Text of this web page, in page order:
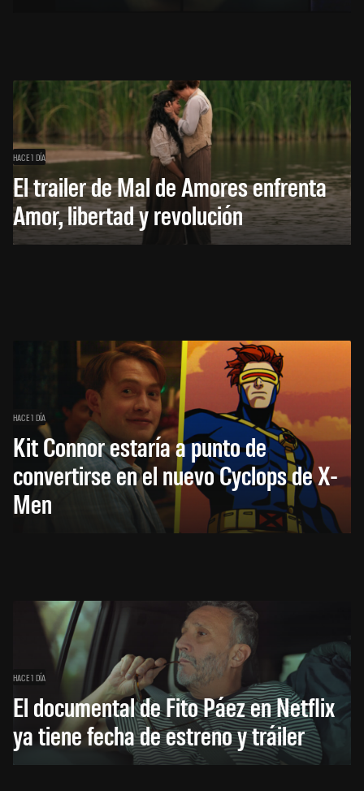
HACE 1 DÍA
El trailer de Mal de Amores enfrenta
Amor, libertad y revolución
HACE 1 DÍA
Kit Connor estaría a punto de
convertirse en el nuevo Cyclops de X-
Men
HACE 1 DÍA
El documental de Fito Páez en Netflix
ya tiene fecha de estreno y tráiler